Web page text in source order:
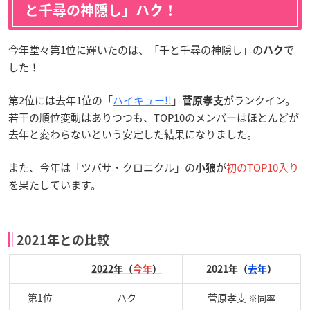
と千尋の神隠し」ハク！
今年堂々第1位に輝いたのは、「千と千尋の神隠し」のハク で
した！
第2位には去年1位の「ハイキュー!! 」 菅原孝支がランクイン。
若干の順位変動はありつつも、TOP10のメンバーはほとんどが
去年と変わらないという安定した結果になりました。
また、今年は「ツバサ・クロニクル」の小狼が初のTOP10入り
を果たしています。
2021年との比較
2022年（今年） 2021年（去年）
第1位 ハク 菅原孝支 ※同率